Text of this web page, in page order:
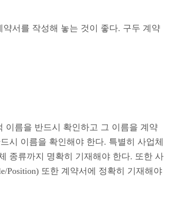
서를 작성해 놓는 것이 좋다. 구두 계약
이름을 반드시 확인하고 그 이름을 계약
시 이름을 확인해야 한다. 특별히 사업체
종류까지 명확히 기재해야 한다. 또한 사
Position) 또한 계약서에 정확히 기재해야